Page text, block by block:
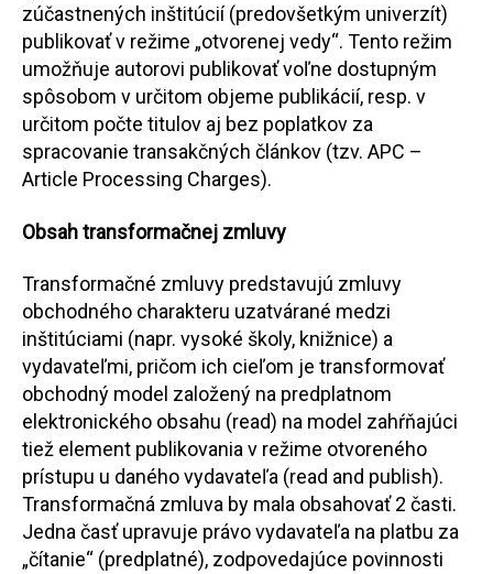
zúčastnených inštitúcií (predovšetkým univerzít)
publikovať v režime „otvorenej vedy“. Tento režim
umožňuje autorovi publikovať voľne dostupným
spôsobom v určitom objeme publikácií, resp. v
určitom počte titulov aj bez poplatkov za
spracovanie transakčných článkov (tzv. APC –
Article Processing Charges).
Obsah transformačnej zmluvy
Transformačné zmluvy predstavujú zmluvy
obchodného charakteru uzatvárané medzi
inštitúciami (napr. vysoké školy, knižnice) a
vydavateľmi, pričom ich cieľom je transformovať
obchodný model založený na predplatnom
elektronického obsahu (read) na model zahŕňajúci
tiež element publikovania v režime otvoreného
prístupu u daného vydavateľa (read and publish).
Transformačná zmluva by mala obsahovať 2 časti.
Jedna časť upravuje právo vydavateľa na platbu za
„čítanie“ (predplatné), zodpovedajúce povinnosti